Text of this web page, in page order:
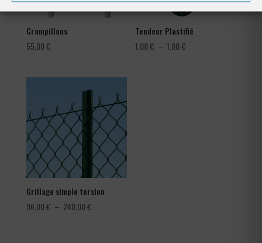
Crampillons
55,00€
Tendeur Plastifié
1,08€ – 1,80€
Grillage simple torsion
96,00€ – 240,00€Plage